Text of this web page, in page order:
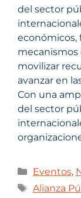
del sector
económicos,
movilizar
avanzar en
Con una
del sector
Eventos,
Alianza